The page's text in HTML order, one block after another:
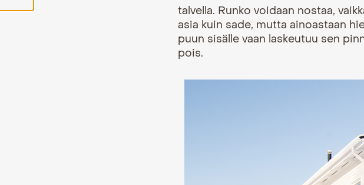
talvella. Runko voidaan nostaa,
asia kuin sade, mutta ainoastaan
puun sisälle vaan laskeutuu sen
pois.